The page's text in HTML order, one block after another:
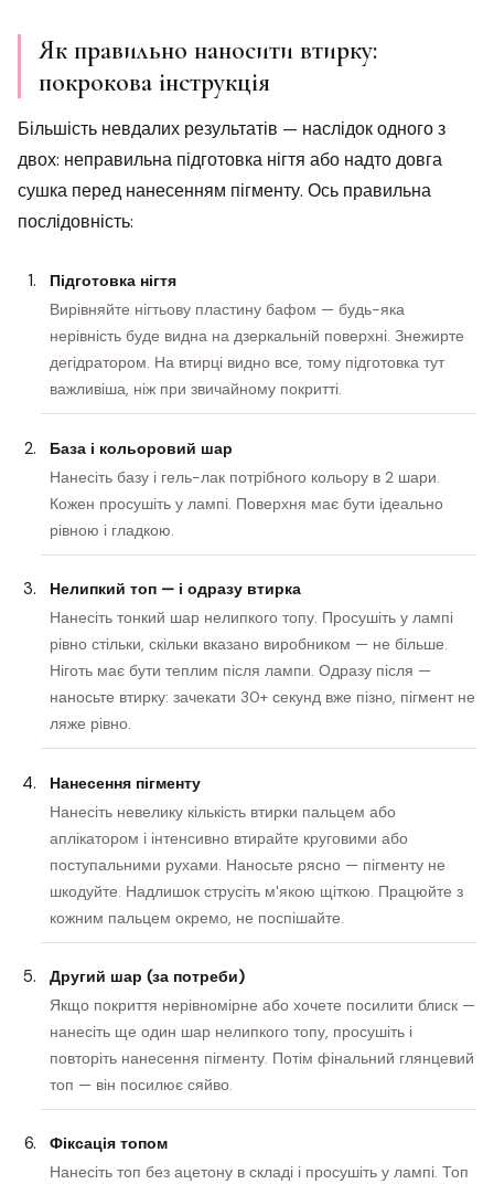
Як правильно наносити втирку:
покрокова інструкція
Більшість невдалих результатів — наслідок одного з
двох: неправильна підготовка нігтя або надто довга
сушка перед нанесенням пігменту. Ось правильна
послідовність:
Підготовка нігтя
Вирівняйте нігтьову пластину бафом — будь-яка
нерівність буде видна на дзеркальній поверхні. Знежирте
дегідратором. На втирці видно все, тому підготовка тут
важливіша, ніж при звичайному покритті.
База і кольоровий шар
Нанесіть базу і гель-лак потрібного кольору в 2 шари.
Кожен просушіть у лампі. Поверхня має бути ідеально
рівною і гладкою.
Нелипкий топ — і одразу втирка
Нанесіть тонкий шар нелипкого топу. Просушіть у лампі
рівно стільки, скільки вказано виробником — не більше.
Ніготь має бути теплим після лампи. Одразу після —
наносьте втирку: зачекати 30+ секунд вже пізно, пігмент не
ляже рівно.
Нанесення пігменту
Нанесіть невелику кількість втирки пальцем або
аплікатором і інтенсивно втирайте круговими або
поступальними рухами. Наносьте рясно — пігменту не
шкодуйте. Надлишок струсіть м'якою щіткою. Працюйте з
кожним пальцем окремо, не поспішайте.
Другий шар (за потреби)
Якщо покриття нерівномірне або хочете посилити блиск —
нанесіть ще один шар нелипкого топу, просушіть і
повторіть нанесення пігменту. Потім фінальний глянцевий
топ — він посилює сяйво.
Фіксація топом
Нанесіть топ без ацетону в складі і просушіть у лампі. Топ